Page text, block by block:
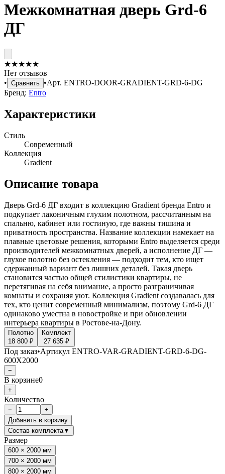
Межкомнатная дверь Grd-6
ДГ
★★★★★
Нет отзывов
• Сравнить •Арт. ENTRO-DOOR-GRADIENT-GRD-6-DG
Бренд: Entro
Характеристики
Стиль
Современный
Коллекция
Gradient
Описание товара
Дверь Grd-6 ДГ входит в коллекцию Gradient бренда Entro и
подкупает лаконичным глухим полотном, рассчитанным на
спальню, кабинет или гостиную, где важны тишина и
приватность пространства. Название коллекции намекает на
плавные цветовые решения, которыми Entro выделяется среди
производителей межкомнатных дверей, а исполнение ДГ —
глухое полотно без остекления — подходит тем, кто ищет
сдержанный вариант без лишних деталей. Такая дверь
становится частью общей стилистики квартиры, не
перетягивая на себя внимание, а просто разграничивая
комнаты и сохраняя уют. Коллекция Gradient создавалась для
тех, кто ценит современный минимализм, поэтому Grd-6 ДГ
одинаково уместна в новостройке и при обновлении
интерьера квартиры в Ростове-на-Дону.
Полотно
18 800 ₽
Комплект
27 635 ₽
Под заказ•Артикул ENTRO-VAR-GRADIENT-GRD-6-DG-
600X2000
−
В корзине0
+
Количество
−
+
Добавить в корзину
Состав комплекта▼
Размер
600 × 2000 мм
700 × 2000 мм
800 × 2000 мм